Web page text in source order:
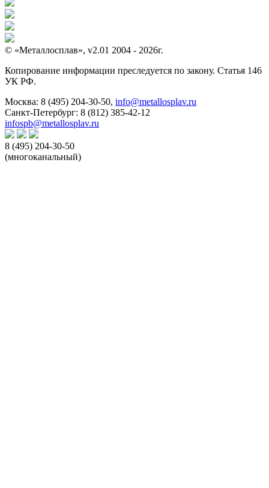
© «Металлосплав», v2.01 2004 - 2026г.
Копирование информации преследуется по закону. Статья 146
УК РФ.
Москва: 8 (495) 204-30-50, info@metallosplav.ru
Санкт-Петербург: 8 (812) 385-42-12
infospb@metallosplav.ru
8 (495) 204-30-50
(многоканальный)